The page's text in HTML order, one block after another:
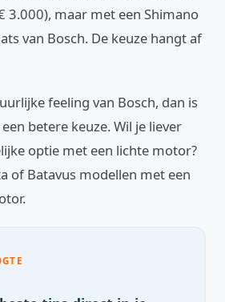
3.000), maar met een Shimano
van Bosch. De keuze hangt af
feeling van Bosch, dan is
betere keuze. Wil je liever
optie met een lichte motor?
of Batavus modellen met een